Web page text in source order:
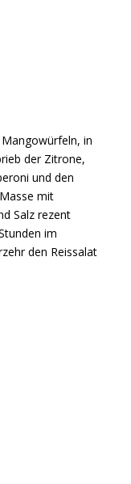
in
der Zitrone,
und den
mit
Salz rezent
im
den Reissalat